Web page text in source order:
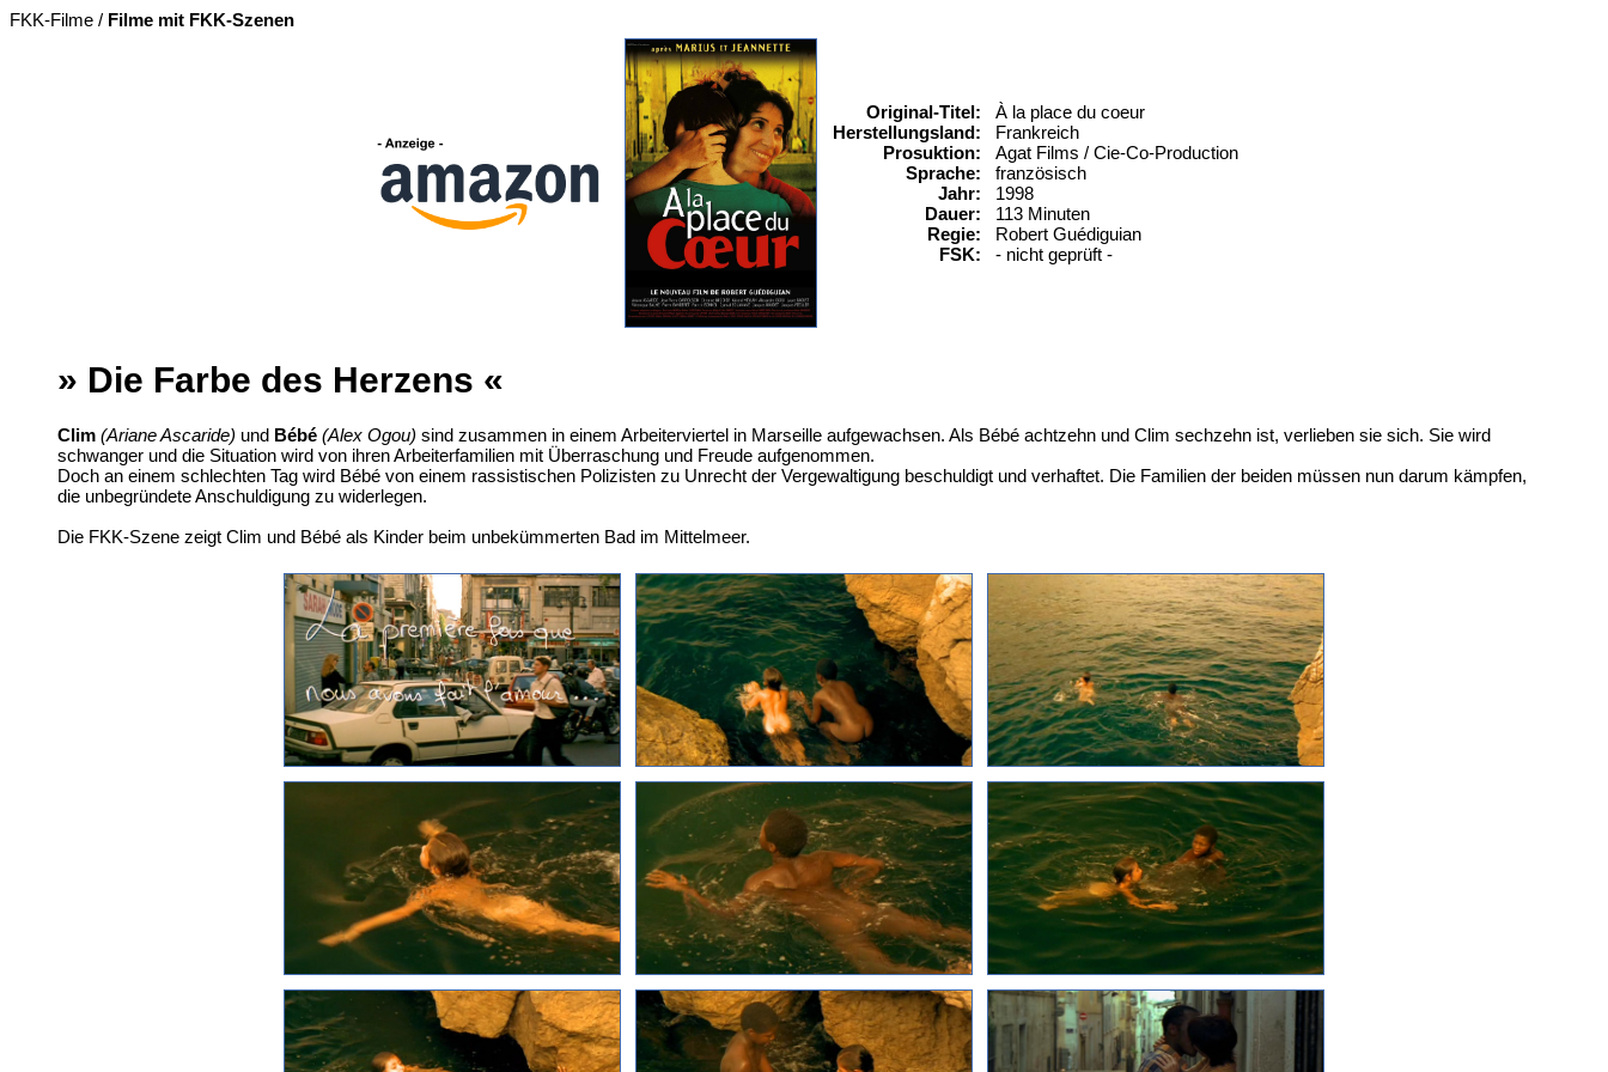
FKK-Filme / Filme mit FKK-Szenen
Original-Titel:
Herstellungsland:
Prosuktion:
Sprache:
Jahr:
Dauer:
Regie:
FSK:
À la place du coeur
Frankreich
Agat Films / Cie-Co-Production
französisch
1998
113 Minuten
Robert Guédiguian
- nicht geprüft -
» Die Farbe des Herzens «
Clim (Ariane Ascaride) und Bébé (Alex Ogou) sind zusammen in einem Arbeiterviertel in Marseille aufgewachsen. Als Bébé achtzehn und Clim sechzehn ist, verlieben sie sich. Sie wird
schwanger und die Situation wird von ihren Arbeiterfamilien mit Überraschung und Freude aufgenommen.
Doch an einem schlechten Tag wird Bébé von einem rassistischen Polizisten zu Unrecht der Vergewaltigung beschuldigt und verhaftet. Die Familien der beiden müssen nun darum kämpfen,
die unbegründete Anschuldigung zu widerlegen.
Die FKK-Szene zeigt Clim und Bébé als Kinder beim unbekümmerten Bad im Mittelmeer.